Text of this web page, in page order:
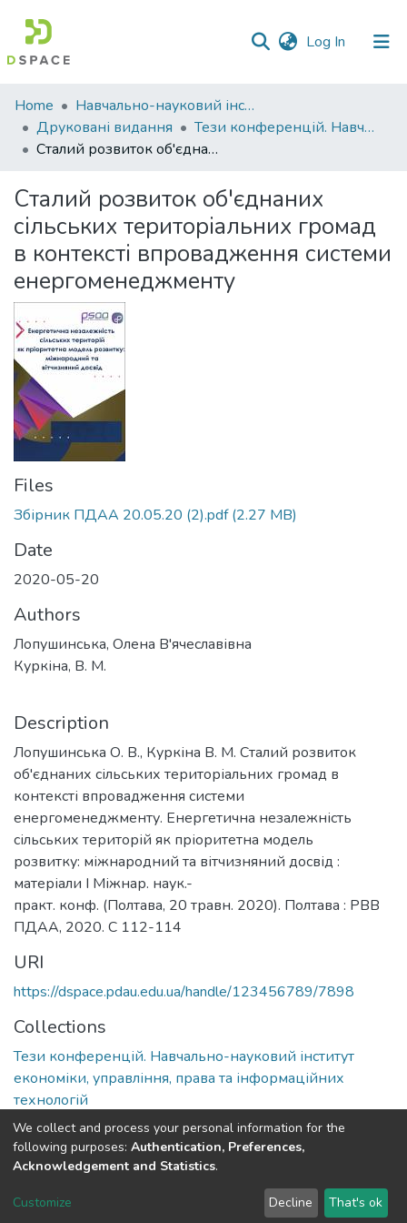
Log In (current)
Communities
&
Collections
Statistics
Home
Навчально-науковий інститут економіки, управління, права та інформаційних технологій
Друковані видання
Тези конференцій. Навчально-науковий інститут економіки, управління, права та інформаційних технологій
Сталий розвиток об'єднаних сільських територіальних громад в контексті впровадження системи енергоменеджменту
Сталий розвиток об'єднаних
сільських територіальних громад
в контексті впровадження системи
енергоменеджменту
Files
Збірник ПДАА 20.05.20 (2).pdf(2.27 MB)
Date
2020-05-20
Authors
Лопушинська, Олена В'ячеславівна
Куркіна, В. М.
Description
Лопушинська О. В., Куркіна В. М. Сталий розвиток
об'єднаних сільських територіальних громад в
контексті впровадження системи
енергоменеджменту. Енергетична незалежність
сільських територій як пріоритетна модель
розвитку: міжнародний та вітчизняний досвід :
матеріали І Міжнар. наук.-
практ. конф. (Полтава, 20 травн. 2020). Полтава : РВВ
ПДАА, 2020. С 112-114
URI
https://dspace.pdau.edu.ua/handle/123456789/7898
Collections
Тези конференцій. Навчально-науковий інститут
економіки, управління, права та інформаційних
технологій
Full item page
DSpace software copyright © 2002-2026 LYRASIS
Send Feedback
We collect and process your personal information for the
following purposes: Authentication, Preferences,
Acknowledgement and Statistics.
Customize Decline That's ok